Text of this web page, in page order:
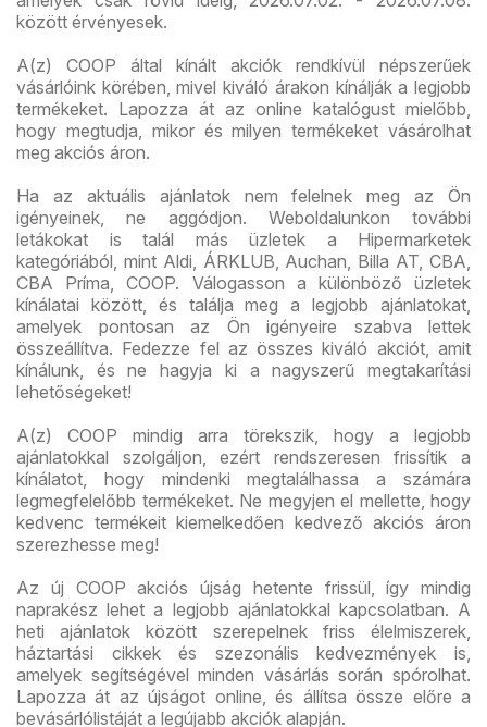
között érvényesek.
A(z) COOP által kínált akciók rendkívül népszerűek
vásárlóink körében, mivel kiváló árakon kínálják a legjobb
termékeket. Lapozza át az online katalógust mielőbb,
hogy megtudja, mikor és milyen termékeket vásárolhat
meg akciós áron.
Ha az aktuális ajánlatok nem felelnek meg az Ön
igényeinek, ne aggódjon. Weboldalunkon további
letákokat is talál más üzletek a Hipermarketek
kategóriából, mint Aldi, ÁRKLUB, Auchan, Billa AT, CBA,
CBA Príma, COOP. Válogasson a különböző üzletek
kínálatai között, és találja meg a legjobb ajánlatokat,
amelyek pontosan az Ön igényeire szabva lettek
összeállítva. Fedezze fel az összes kiváló akciót, amit
kínálunk, és ne hagyja ki a nagyszerű megtakarítási
lehetőségeket!
A(z) COOP mindig arra törekszik, hogy a legjobb
ajánlatokkal szolgáljon, ezért rendszeresen frissítik a
kínálatot, hogy mindenki megtalálhassa a számára
legmegfelelőbb termékeket. Ne megyjen el mellette, hogy
kedvenc termékeit kiemelkedően kedvező akciós áron
szerezhesse meg!
Az új COOP akciós újság hetente frissül, így mindig
naprakész lehet a legjobb ajánlatokkal kapcsolatban. A
heti ajánlatok között szerepelnek friss élelmiszerek,
háztartási cikkek és szezonális kedvezmények is,
amelyek segítségével minden vásárlás során spórolhat.
Lapozza át az újságot online, és állítsa össze előre a
bevásárlólistáját a legújabb akciók alapján.